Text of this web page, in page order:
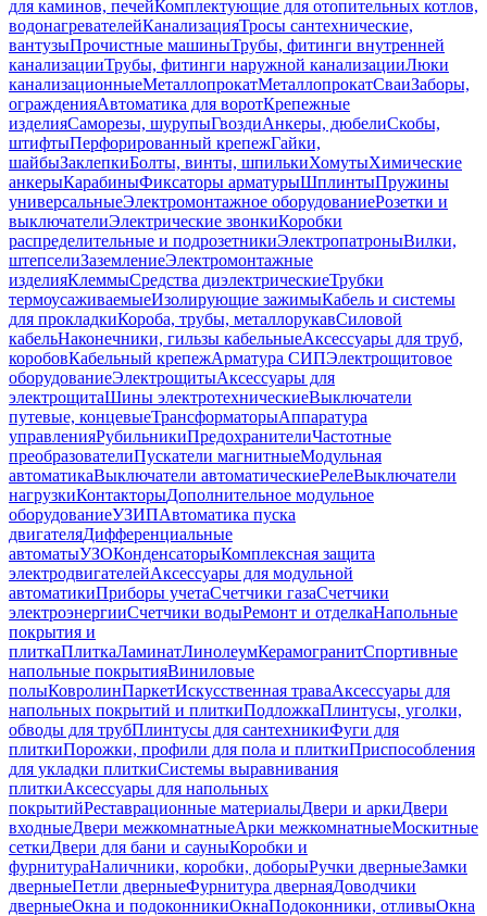
для каминов, печейКомплектующие для отопительных котлов,
водонагревателейКанализацияТросы сантехнические,
вантузыПрочистные машиныТрубы, фитинги внутренней
канализацииТрубы, фитинги наружной канализацииЛюки
канализационныеМеталлопрокатМеталлопрокатСваиЗаборы,
огражденияАвтоматика для воротКрепежные
изделияСаморезы, шурупыГвоздиАнкеры, дюбелиСкобы,
штифтыПерфорированный крепежГайки,
шайбыЗаклепкиБолты, винты, шпилькиХомутыХимические
анкерыКарабиныФиксаторы арматурыШплинтыПружины
универсальныеЭлектромонтажное оборудованиеРозетки и
выключателиЭлектрические звонкиКоробки
распределительные и подрозетникиЭлектропатроныВилки,
штепселиЗаземлениеЭлектромонтажные
изделияКлеммыСредства диэлектрическиеТрубки
термоусаживаемыеИзолирующие зажимыКабель и системы
для прокладкиКороба, трубы, металлорукавСиловой
кабельНаконечники, гильзы кабельныеАксессуары для труб,
коробовКабельный крепежАрматура СИПЭлектрощитовое
оборудованиеЭлектрощитыАксессуары для
электрощитаШины электротехническиеВыключатели
путевые, концевыеТрансформаторыАппаратура
управленияРубильникиПредохранителиЧастотные
преобразователиПускатели магнитныеМодульная
автоматикаВыключатели автоматическиеРелеВыключатели
нагрузкиКонтакторыДополнительное модульное
оборудованиеУЗИПАвтоматика пуска
двигателяДифференциальные
автоматыУЗОКонденсаторыКомплексная защита
электродвигателейАксессуары для модульной
автоматикиПриборы учетаСчетчики газаСчетчики
электроэнергииСчетчики водыРемонт и отделкаНапольные
покрытия и
плиткаПлиткаЛаминатЛинолеумКерамогранитСпортивные
напольные покрытияВиниловые
полыКовролинПаркетИскусственная траваАксессуары для
напольных покрытий и плиткиПодложкаПлинтусы, уголки,
обводы для трубПлинтусы для сантехникиФуги для
плиткиПорожки, профили для пола и плиткиПриспособления
для укладки плиткиСистемы выравнивания
плиткиАксессуары для напольных
покрытийРеставрационные материалыДвери и аркиДвери
входныеДвери межкомнатныеАрки межкомнатныеМоскитные
сеткиДвери для бани и сауныКоробки и
фурнитураНаличники, коробки, доборыРучки дверныеЗамки
дверныеПетли дверныеФурнитура двернаяДоводчики
дверныеОкна и подоконникиОкнаПодоконники, отливыОкна